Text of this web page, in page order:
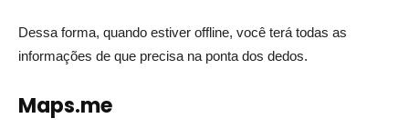
Dessa forma, quando estiver offline, você terá todas as
informações de que precisa na ponta dos dedos.
Maps.me